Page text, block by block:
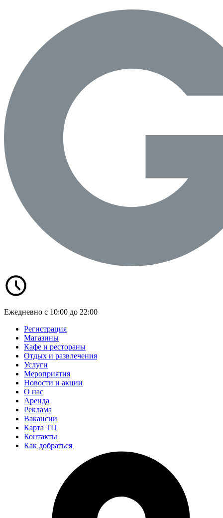
Ежедневно с 10:00 до 22:00
Регистрация
Магазины
Кафе и рестораны
Отдых и развлечения
Услуги
Мероприятия
Новости и акции
О нас
Аренда
Реклама
Вакансии
Карта ТЦ
Контакты
Как добраться